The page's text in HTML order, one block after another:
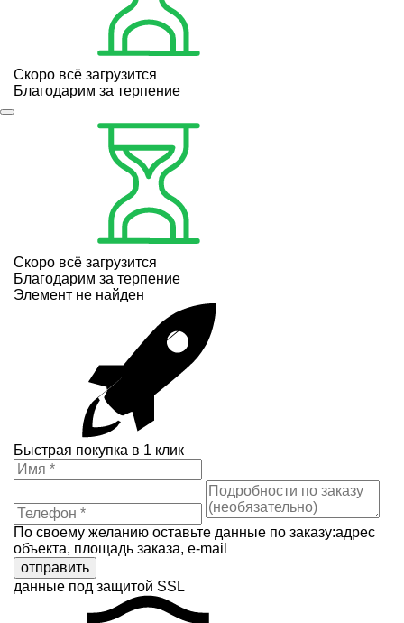
Скоро всё загрузится
Благодарим за терпение
Скоро всё загрузится
Благодарим за терпение
Элемент не найден
Быстрая покупка в 1 клик
По своему желанию оставьте данные по заказу:адрес
объекта, площадь заказа, e-mail
отправить
данные под защитой SSL